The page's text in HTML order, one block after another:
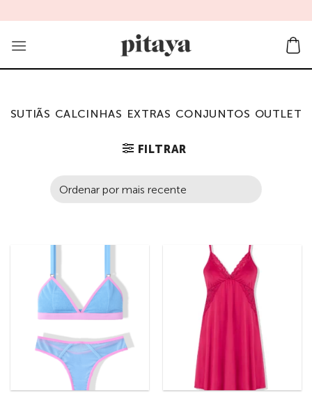
to
content
SUTIÃS CALCINHAS EXTRAS CONJUNTOS OUTLET
FILTRAR